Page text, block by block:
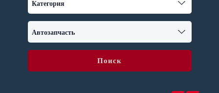
Поиск